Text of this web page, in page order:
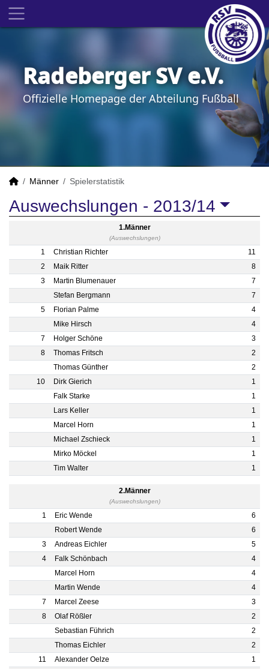
Radeberger SV e.V.
Offizielle Homepage der Abteilung Fußball
Männer Spielerstatistik
Auswechslungen - 2013/14
1.Männer
(Auswechslungen)
1 Christian Richter
11
2
Maik Ritter
8
3
Martin Blumenauer
7
Stefan Bergmann
7
5
Florian Palme
4
Mike Hirsch
4
7
Holger Schöne
3
8
Thomas Fritsch
2
Thomas Günther
2
10
Dirk Gierich
1
Falk Starke
1
Lars Keller
1
Marcel Horn
1
Michael Zschieck
1
Mirko Möckel
1
Tim Walter
1
2.Männer
(Auswechslungen)
1 Eric Wende
6
Robert Wende
6
3
Andreas Eichler
5
4
Falk Schönbach
4
Marcel Horn
4
Martin Wende
4
7
Marcel Zeese
3
8
Olaf Rößler
2
Sebastian Führich
2
Thomas Eichler
2
11
Alexander Oelze
1